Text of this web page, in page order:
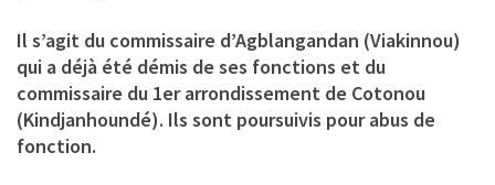
Il s’agit du commissaire d’Agblangandan (Viakinnou)
qui a déjà été démis de ses fonctions et du
commissaire du 1er arrondissement de Cotonou
(Kindjanhoundé). Ils sont poursuivis pour abus de
fonction.